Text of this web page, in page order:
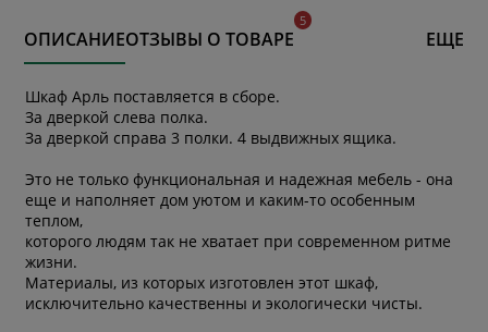
ОПИСАНИЕОТЗЫВЫ О ТОВАРЕ ЕЩЕ
Шкаф Арль поставляется в сборе.
За дверкой слева полка.
За дверкой справа 3 полки. 4 выдвижных ящика.
Это не только функциональная и надежная мебель - она
еще и наполняет дом уютом и каким-то особенным
теплом,
которого людям так не хватает при современном ритме
жизни.
Материалы, из которых изготовлен этот шкаф,
исключительно качественны и экологически чисты.